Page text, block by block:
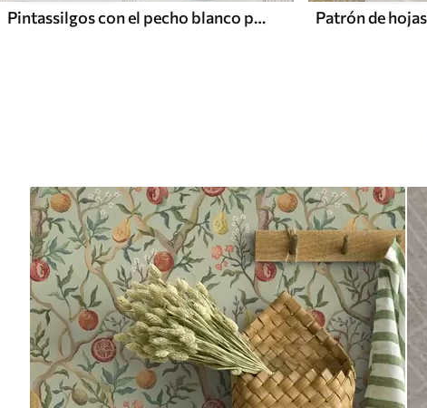
Pintassilgos con el pecho blanco posados en ramas con flores color crema